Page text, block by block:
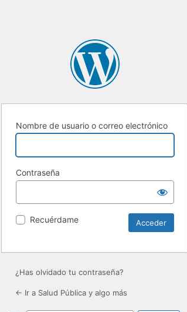
Nombre de usuario o correo electrónico
Contraseña
Recuérdame
¿Has olvidado tu contraseña?
← Ir a Salud Pública y algo más